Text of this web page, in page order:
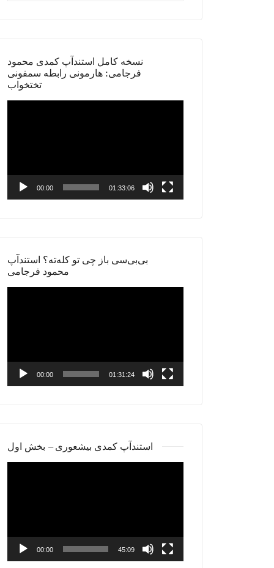
نسخه کامل استندآپ کمدی محمود
فرجامی: هارمونی رابطه سمفونی
تختخواب
00:00 01:33:06
بی‌بی‌سی باز چی تو کله‌ته؟ استندآپ
محمود فرجامی
00:00 01:31:24
استندآپ کمدی بیشعوری – بخش اول
00:00 45:09